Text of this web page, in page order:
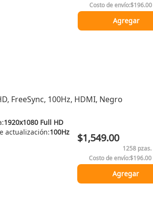
Costo de envío:$196.00
Agregar
FreeSync, 100Hz, HDMI, Negro
1920x1080 Full HD
actualización:100Hz
$1,549.00
Costo de envío:$196.00
1258 pzas.
Agregar